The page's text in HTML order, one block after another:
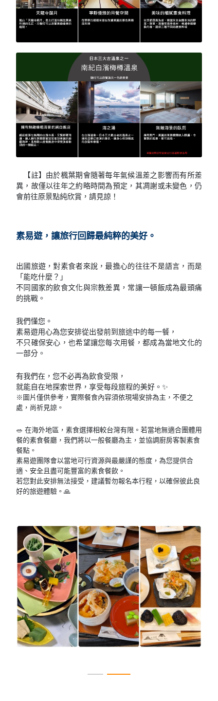
【註】由於楓葉期會隨著每年氣候溫差之影響而有所差
異，故僅以往年之約略時間為預定，其凋謝或未變色，仍
會前往原景點純欣賞，請見諒！
素易遊，讓旅行回歸最純粹的美好。
出國旅遊，對素食者來說，最擔心的往往不是語言，而是
「能吃什麼？」
不同國家的飲食文化與宗教差異，常讓一頓飯成為最頭痛
的挑戰。
我們懂您。
素易遊用心為您安排從出發前到旅途中的每一餐，
不只確保安心，也希望讓您每次用餐，都成為當地文化的
一部分。
有我們在，您不必再為飲食受限，
就能自在地探索世界，享受每段旅程的美好。✨
※圖片僅供參考，實際餐食內容須依現場安排為主，不便之
處，尚祈見諒。
🥗 在海外地區，素食選擇相較台灣有限。若當地無適合團體用
餐的素食餐廳，我們將以一般餐廳為主，並協調廚房客製素食
餐點。
素易遊團隊會以當地可行資源與最嚴謹的態度，為您提供合
適、安全且盡可能豐富的素食餐飲。
若您對此安排無法接受，建議暫勿報名本行程，以確保彼此良
好的旅遊體驗。🙏